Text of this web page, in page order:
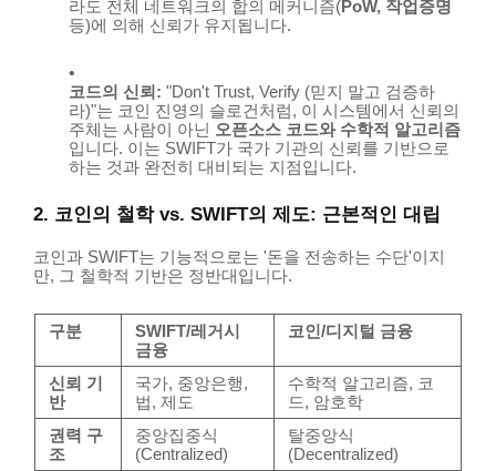
라도 전체 네트워크의 합의 메커니즘(PoW, 작업증명
등)에 의해 신뢰가 유지됩니다.
코드의 신뢰: "Don't Trust, Verify (믿지 말고 검증하
라)"는 코인 진영의 슬로건처럼, 이 시스템에서 신뢰의
주체는 사람이 아닌 오픈소스 코드와 수학적 알고리즘
입니다. 이는 SWIFT가 국가 기관의 신뢰를 기반으로
하는 것과 완전히 대비되는 지점입니다.
2. 코인의 철학 vs. SWIFT의 제도: 근본적인 대립
코인과 SWIFT는 기능적으로는 '돈을 전송하는 수단'이지
만, 그 철학적 기반은 정반대입니다.
구분
SWIFT/레거시
금융
코인/디지털 금융
신뢰 기
반
국가, 중앙은행,
법, 제도
수학적 알고리즘, 코
드, 암호학
권력 구
조
중앙집중식
(Centralized)
탈중앙식
(Decentralized)